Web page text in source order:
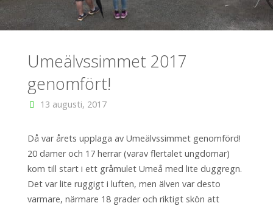
Umeälvssimmet 2017
genomfört!
13 augusti, 2017
Då var årets upplaga av Umeälvssimmet genomförd!
20 damer och 17 herrar (varav flertalet ungdomar)
kom till start i ett gråmulet Umeå med lite duggregn.
Det var lite ruggigt i luften, men älven var desto
varmare, närmare 18 grader och riktigt skön att